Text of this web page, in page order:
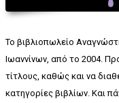
Το βιβλιοπωλείο
Ιωαννίνων, από το 2004.
τίτλους, καθώς και να
κατηγορίες βιβλίων. Και